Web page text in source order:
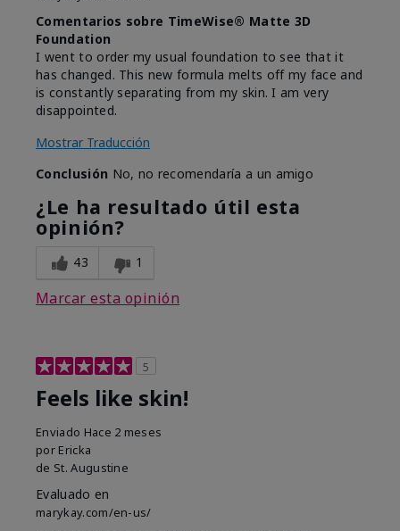
Comentarios sobre TimeWise® Matte 3D
Foundation
I went to order my usual foundation to see that it
has changed. This new formula melts off my face and
is constantly separating from my skin. I am very
disappointed.
Mostrar Traducción
Conclusión No, no recomendaría a un amigo
¿Le ha resultado útil esta
opinión?
43 1
Marcar esta opinión
5
Feels like skin!
Enviado Hace 2 meses
por Ericka
de St. Augustine
Evaluado en
marykay.com/en-us/